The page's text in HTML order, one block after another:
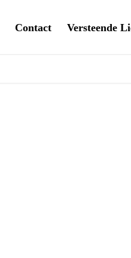
Contact Versteende